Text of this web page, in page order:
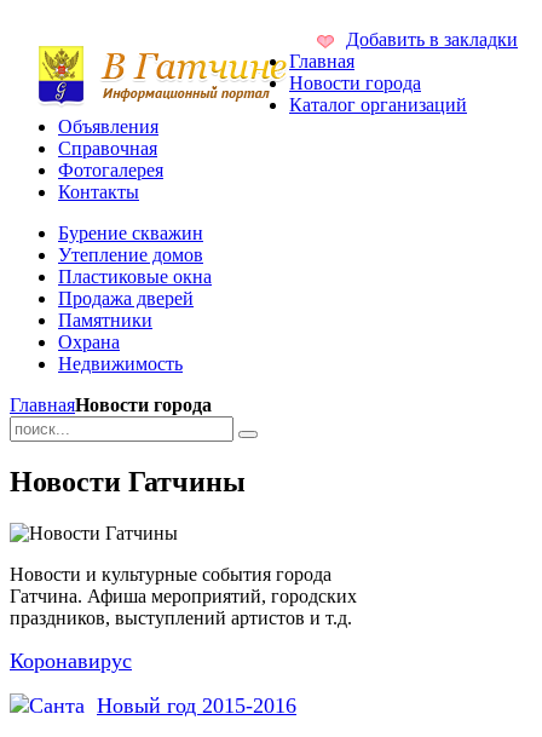
Добавить в закладки
Главная
Новости города
Каталог организаций
Объявления
Справочная
Фотогалерея
Контакты
Бурение скважин
Утепление домов
Пластиковые окна
Продажа дверей
Памятники
Охрана
Недвижимость
ГлавнаяНовости города
Новости Гатчины
Новости и культурные события города
Гатчина. Афиша мероприятий, городских
праздников, выступлений артистов и т.д.
Коронавирус
Новый год 2015-2016